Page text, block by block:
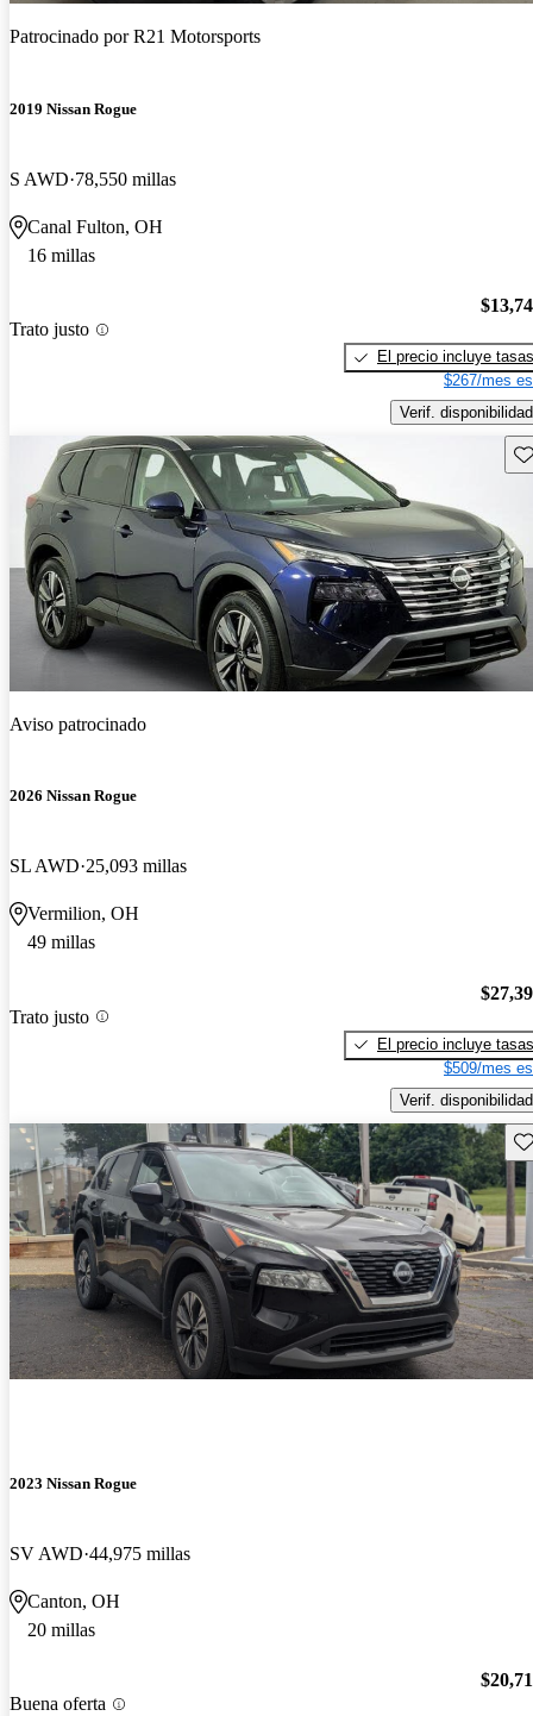
Patrocinado porR21 Motorsports
2019 Nissan Rogue
S AWD 78,550 millas
Canal Fulton, OH
16 millas
Trato justo
El precio incluye tasas
$267/mes
Verif. disponibilidad
Aviso patrocinado
2026 Nissan Rogue
SL AWD 25,093 millas
Vermilion, OH
49 millas
Trato justo
El precio incluye tasas
$509/mes
Verif. disponibilidad
2023 Nissan Rogue
SV AWD 44,975 millas
Canton, OH
20 millas
Buena oferta